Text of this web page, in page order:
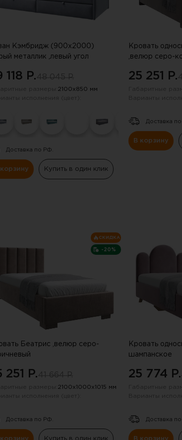
Кэмбридж (900х2000)
металлик ,левый угол
118 P.
2100х850 мм
Доставка по РФ.
корзину Купить в один клик
Кровать
,велюр серо-
25 251 P.
Доставка
В корзину
-20%
СКИДКА
Беатрис ,велюр серо-
251 P.
2100х1000х1015 мм
Доставка по РФ.
корзину Купить в один клик
Кровать
шампанское
25 774 P.
Доставка
В корзину
в 20% !!!